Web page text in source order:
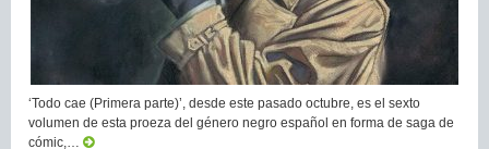
‘Todo cae (Primera parte)’, desde este pasado octubre, es el sexto
volumen de esta proeza del género negro español en forma de saga de
cómic,…